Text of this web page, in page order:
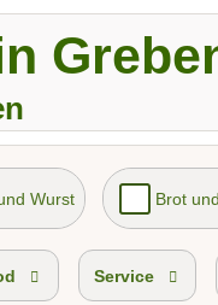
Wurst Brot
Service